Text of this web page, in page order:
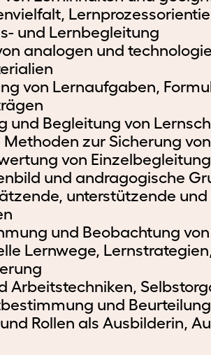
und Lernbegleitung
analogen und
von Lernaufgaben,
und Begleitung von
Methoden zur Sicherung
von
und andragogische
unterstützende
und Beobachtung
Lernwege,
Arbeitstechniken,
und
Rollen als Ausbilderin,